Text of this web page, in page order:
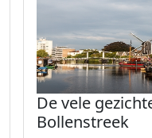
De vele
Bollenstreek